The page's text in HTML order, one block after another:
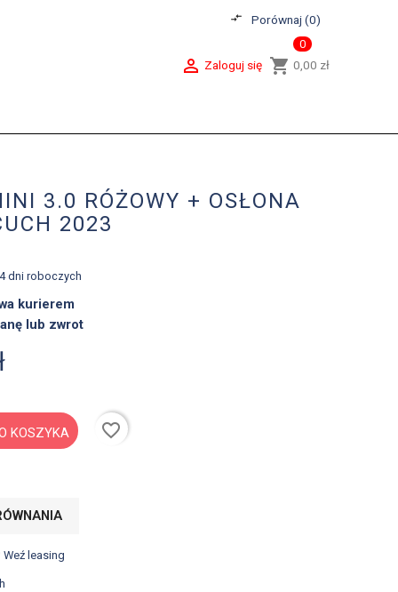
compare_arrows Porównaj (0)
shopping_cart
0
0,00 zł
 Zaloguj się
3.0 RÓŻOWY + OSŁONA
2023
dni roboczych
kurierem
lub zwrot
KOSZYKA
favorite_border
leasing